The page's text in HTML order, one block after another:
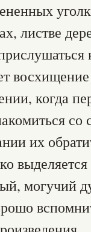
листве
когда
со
их
могучий